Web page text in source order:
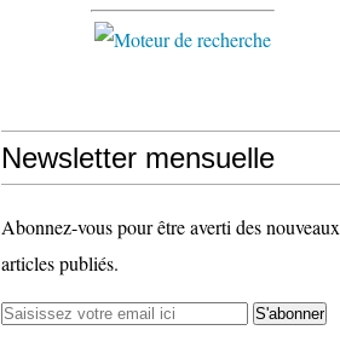
Newsletter mensuelle
Abonnez-vous pour être averti des nouveaux
articles publiés.